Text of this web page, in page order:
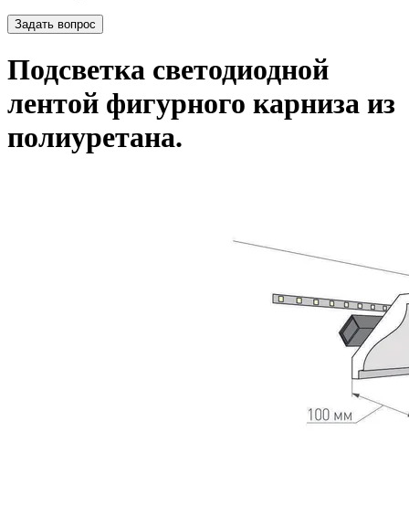
Задать вопрос
Подсветка светодиодной
лентой фигурного карниза из
полиуретана.